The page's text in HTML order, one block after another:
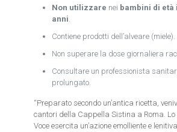
Non utilizzare nei bambini di
anni.
Contiene prodotti dell’alveare (miele).
Non superare la dose giornaliera
Consultare un professionista
prolungato.
“Preparato secondo un’antica ricetta,
cantori della Cappella Sistina a Roma. Lo
Voce esercita un’azione emolliente e